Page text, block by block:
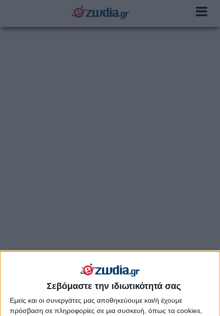
Σεβόμαστε την ιδιωτικότητά σας
Εμείς και οι συνεργάτες μας αποθηκεύουμε και/ή έχουμε
πρόσβαση σε πληροφορίες σε μια συσκευή, όπως τα cookies,
Ετήσιες αισθηματικές προβλέψεις για
το 2024, από την Σμάρω Σωτηράκη.